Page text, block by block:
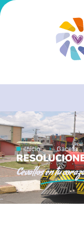
Inicio Gaceta
Cevallosen tu